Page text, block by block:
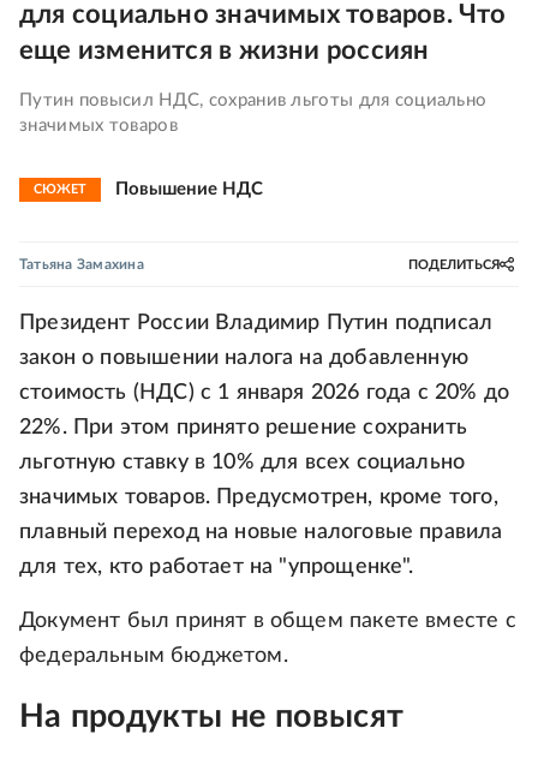
для социально значимых товаров. Что
еще изменится в жизни россиян
Путин повысил НДС, сохранив льготы для социально
значимых товаров
СЮЖЕТ Повышение НДС
Татьяна Замахина ПОДЕЛИТЬСЯ
Президент России Владимир Путин подписал
закон о повышении налога на добавленную
стоимость (НДС) с 1 января 2026 года с 20% до
22%. При этом принято решение сохранить
льготную ставку в 10% для всех социально
значимых товаров. Предусмотрен, кроме того,
плавный переход на новые налоговые правила
для тех, кто работает на "упрощенке".
Документ был принят в общем пакете вместе с
федеральным бюджетом.
На продукты не повысят